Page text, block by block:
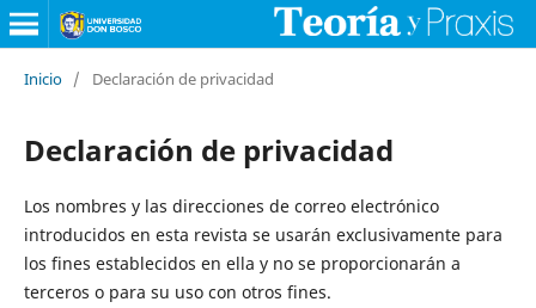
Inicio / Declaración de privacidad
Declaración de privacidad
Los nombres y las direcciones de correo electrónico
introducidos en esta revista se usarán exclusivamente para
los fines establecidos en ella y no se proporcionarán a
terceros o para su uso con otros fines.